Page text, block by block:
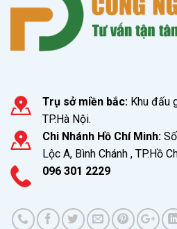
Trụ sở miền bắc: Khu đấu
TP.Hà Nội.
Chi Nhánh Hồ Chí Minh:
Lộc A, Bình Chánh , TP.Hồ
096 301 2229